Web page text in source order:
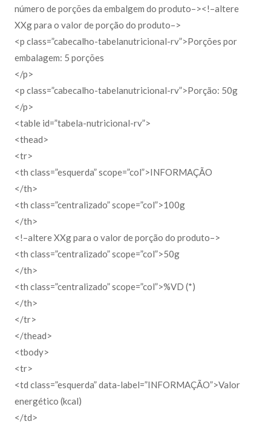
número de porções da embalgem do produto–><!–altere
XXg para o valor de porção do produto–>
<p class=”cabecalho-tabelanutricional-rv”>Porções por
embalagem: 5 porções
</p>
<p class=”cabecalho-tabelanutricional-rv”>Porção: 50g
</p>
<table id=”tabela-nutricional-rv”>
<thead>
<tr>
<th class=”esquerda” scope=”col”>INFORMAÇÃO
</th>
<th class=”centralizado” scope=”col”>100g
</th>
<!–altere XXg para o valor de porção do produto–>
<th class=”centralizado” scope=”col”>50g
</th>
<th class=”centralizado” scope=”col”>%VD (*)
</th>
</tr>
</thead>
<tbody>
<tr>
<td class=”esquerda” data-label=”INFORMAÇÃO”>Valor
energético (kcal)
</td>